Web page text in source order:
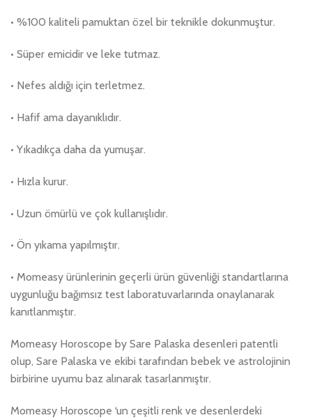
• %100 kaliteli pamuktan özel bir teknikle dokunmuştur.
• Süper emicidir ve leke tutmaz.
• Nefes aldığı için terletmez.
• Hafif ama dayanıklıdır.
• Yıkadıkça daha da yumuşar.
• Hızla kurur.
• Uzun ömürlü ve çok kullanışlıdır.
• Ön yıkama yapılmıştır.
• Momeasy ürünlerinin geçerli ürün güvenliği standartlarına
uygunluğu bağımsız test laboratuvarlarında onaylanarak
kanıtlanmıştır.
Momeasy Horoscope by Sare Palaska desenleri patentli
olup, Sare Palaska ve ekibi tarafından bebek ve astrolojinin
birbirine uyumu baz alınarak tasarlanmıştır.
Momeasy Horoscope ‘un çeşitli renk ve desenlerdeki